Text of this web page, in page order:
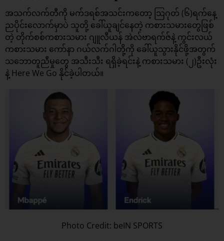
အသက်လက်တီကို မက်ဒရစ်အသင်းကတော့ သြဂုတ် (၆)ရက်နေ့
ညပိုင်းလောက်မှာပဲ သူတို့ ခေါ်ယူချင်နေတဲ့ ကစားသမားတွေဖြစ်
တဲ့ တိုက်စစ်ကစားသမား ဂျူလီယန် အဲလ်ဗာရက်ဇ်နဲ့ ကွင်းလယ်
ကစားသမား ကော်နာ ဂယ်လက်ဂါတို့ကို ခေါ်ယူသွားနိုင်ဖို့အတွက်
သဘောတူညီမှုတွေ အသီးသီး ရရှိခဲ့ရင်းနဲ့ ကစားသမား (၂)ဦးလုံး
နဲ့ Here We Go နိုင်ခဲ့ပါတယ်။
Photo Credit: beIN SPORTS